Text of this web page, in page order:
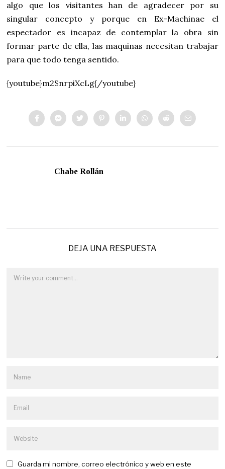
algo que los visitantes han de agradecer por su
singular concepto y porque en Ex-Machinae el
espectador es incapaz de contemplar la obra sin
formar parte de ella, las maquinas necesitan trabajar
para que todo tenga sentido.
{youtube}m2SnrpiXcLg{/youtube}
Chabe Rollán
DEJA UNA RESPUESTA
Guarda mi nombre, correo electrónico y web en este